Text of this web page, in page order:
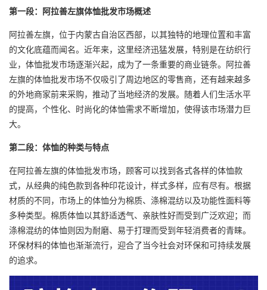
第一段：阿拉善左旗体恤批发市场概述
阿拉善左旗，位于内蒙古自治区西部，以其独特的地理位置和丰富
的文化底蕴而闻名。近年来，这里经济迅猛发展，特别是在纺织行
业，体恤批发市场逐渐兴起，成为了一条重要的商业链条。阿拉善
左旗的体恤批发市场不仅吸引了周边地区的零售商，还有越来越多
的外地商家前来采购，推动了当地经济的发展。随着人们生活水平
的提高，个性化、时尚化的体恤需求不断增加，使得该市场潜力巨
大。
第二段：体恤的种类与特点
在阿拉善左旗的体恤批发市场，顾客可以找到各式各样的体恤款
式，从经典的纯色款到各种印花设计，样式多样，应有尽有。根据
材质的不同，市场上的体恤分为棉质、涤棉混纺以及功能性面料等
多种类型。棉质体恤以其舒适透气、亲肤性好而受到广泛欢迎；而
涤棉混纺的体恤则因为耐磨、易于打理而受到年轻消费者的青睐。
环保材料的体恤也渐渐流行，迎合了当今社会对环保和可持续发展
的追求。